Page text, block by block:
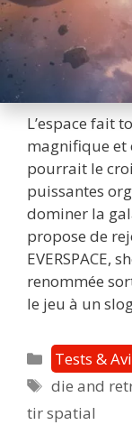
L’espace fait
magnifique et
pourrait le
puissantes
dominer la
propose de
EVERSPACE,
renommée
le jeu à un
Catégories
Tests &
Étiquettes
die and
tir spatial